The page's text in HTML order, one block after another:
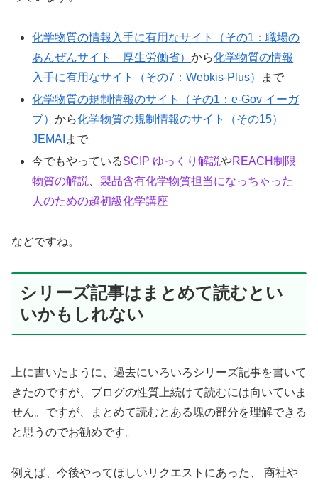
化学物質の情報入手に有用なサイト（その1：職場の
あんぜんサイト 厚生労働省）から化学物質の情報
入手に有用なサイト（その7：Webkis-Plus）
まで
化学物質の規制情報のサイト（その1：e-Gov イーガ
ブ）から化学物質の規制情報のサイト（その15）
JEMAI まで
今でもやっているSCIP ゆっくり解説やREACH制限
物質の解説
、製品含有化学物質担当になっちゃった
人のための超初級化学講座
などですね。
シリーズ記事はまとめて読むとい
いかもしれない
上に書いたように、過去にいろいろシリーズ記事を書いて
きたのですが、ブログの性質上続けて読むには向いていま
せん。ですが、まとめて読むとある塊の部分を理解できる
と思うのでお勧めです。
例えば、今後やってほしいリクエストにあった、 商社や